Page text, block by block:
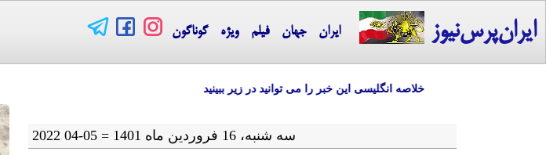
ایران‌پرس‌نیوز ایران جهان فیلم ویژه گوناگون
خلاصه انگلیسی این خبر را می توانید در زیر ببینید
سه شنبه، 16 فروردین ماه 1401 = 05-04 2022